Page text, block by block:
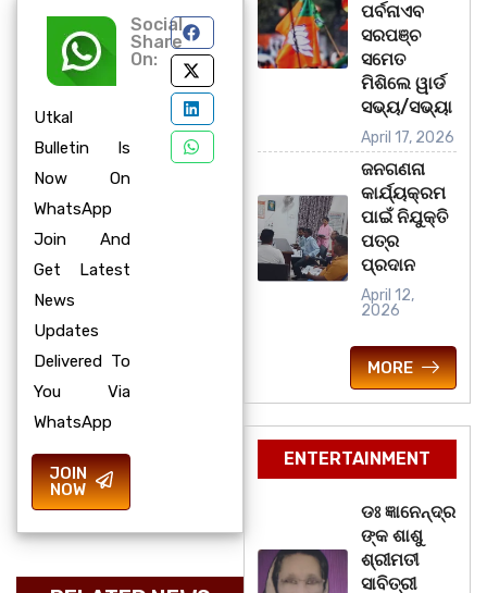
Utkal
Bulletin Is
Now On
WhatsApp
Join And
Get Latest
News
Updates
Delivered To
You Via
WhatsApp
JOIN
NOW
Social
Share
On:
ପର୍ବନାଏବ
ସରପଞ୍ଚ
ସମେତ
ମିଶିଲେ ୱାର୍ଡ
ସଭ୍ୟ/ସଭ୍ୟା
April 17, 2026
ଜନଗଣନା
କାର୍ଯ୍ୟକ୍ରମ
ପାଇଁ ନିଯୁକ୍ତି
ପତ୍ର
ପ୍ରଦାନ
April 12,
2026
MORE
ENTERTAINMENT
ଡଃ ଜ୍ଞାନେନ୍ଦ୍ର
ଙ୍କ ଶାଶୁ
ଶ୍ରୀମତୀ
ସାବିତ୍ରୀ